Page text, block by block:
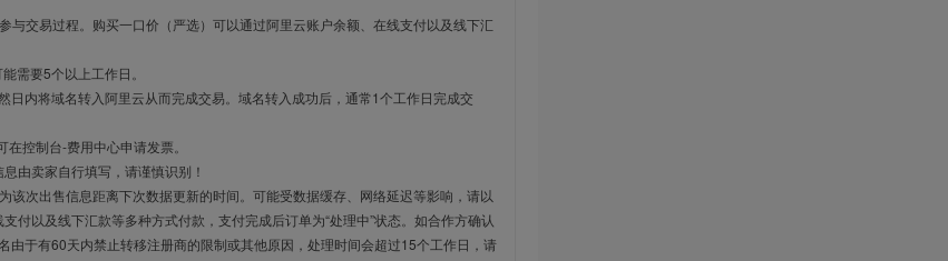
与交易过程。购买一口价（严选）可以通过阿里云账户余额、在线支付以及线下汇
需要5个以上工作日。
内将域名转入阿里云从而完成交易。域名转入成功后，通常1个工作日完成交
控制台-费用中心申请发票。
由卖家自行填写，请谨慎识别！
次出售信息距离下次数据更新的时间。可能受数据缓存、网络延迟等影响，请以
付以及线下汇款等多种方式付款，支付完成后订单为“处理中”状态。如合作方确认
于有60天内禁止转移注册商的限制或其他原因，处理时间会超过15个工作日，请